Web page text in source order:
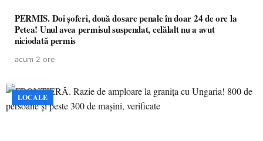
PERMIS. Doi șoferi, două dosare penale în doar 24 de ore la
Petea! Unul avea permisul suspendat, celălalt nu a avut
niciodată permis
acum 2 ore
LOCALE